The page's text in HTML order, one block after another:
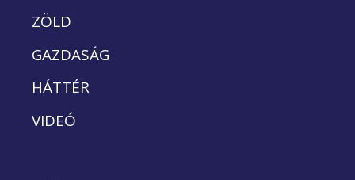
ZÖLD
GAZDASÁG
HÁTTÉR
VIDEÓ